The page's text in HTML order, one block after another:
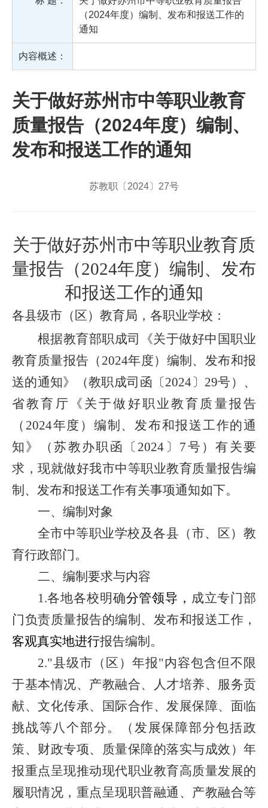
（2024年度）编制、发布和报送工作的
通知
内容概述：
关于做好苏州市中等职业教育
质量报告（2024年度）编制、
发布和报送工作的通知
苏教职〔2024〕27号
关于做好苏州市中等职业教育质
量报告（2024年度）编制、发布
和报送工作的通知
各县级市（区）教育局，各职业学校：
根据教育部职成司《关于做好中国职业
教育质量报告（ 2024年度）编制、发布和报
送的通知》（教职成司函〔2024〕 29号）、
省教育厅《关于做好职业教育质量报告
（ 2024年度）编制、发布和报送工作的通
知》（苏教办职函〔 2024 〕 7号）有关要
求，现就做好我市中等职业教育质量报告编
制、发布和报送工作有关事项通知如下。
一、编制对象
全市中等职业学校及各县（市、区）教
育行政部门。
二、 编制要求与内容
1.各地各校明确分管领导， 成立专门部
门负责质量报告的编制、发布和报送工作，
客观真实地进行报告编制。
2."县级市（区）年报"内容包含但不限
于基本情况、产教融合、人才培养、服务贡
献、文化传承、国际合作、发展保障、面临
挑战等八个部分。（发展保障部分包括政
策、财政专项、质量保障的落实与成效）年
报重点呈现推动现代职业教育高质量发展的
履职情况，重点呈现职普融通、产教融合等